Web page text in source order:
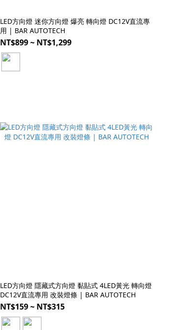
LED方向燈 迷你方向燈 爆亮 轉向燈 DC12V直流專
用 | BAR AUTOTECH
NT$899 ~ NT$1,299
LED方向燈 隱藏式方向燈 黏貼式 4LED黃光 轉向燈
DC12V直流專用 改裝燈條 | BAR AUTOTECH
NT$159 ~ NT$315